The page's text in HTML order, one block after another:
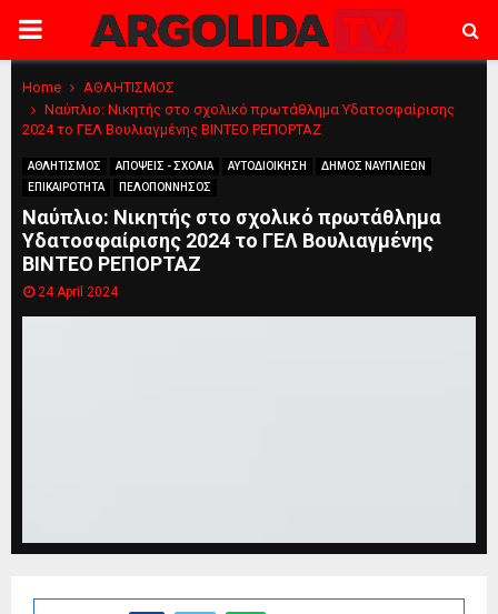
PRIMARY
MENU
Home
ΑΘΛΗΤΙΣΜΟΣ
Ναύπλιο: Νικητής στο σχολικό πρωτάθλημα Υδατοσφαίρισης
2024 το ΓΕΛ Βουλιαγμένης ΒΙΝΤΕΟ ΡΕΠΟΡΤΑΖ
ΑΘΛΗΤΙΣΜΟΣ ΑΠΟΨΕΙΣ - ΣΧΟΛΙΑ ΑΥΤΟΔΙΟΙΚΗΣΗ
ΔΗΜΟΣ ΝΑΥΠΛΙΕΩΝ
ΕΠΙΚΑΙΡΟΤΗΤΑ
ΠΕΛΟΠΟΝΝΗΣΟΣ
Ναύπλιο: Νικητής στο σχολικό πρωτάθλημα
Υδατοσφαίρισης 2024 το ΓΕΛ Βουλιαγμένης
ΒΙΝΤΕΟ ΡΕΠΟΡΤΑΖ
24 April 2024